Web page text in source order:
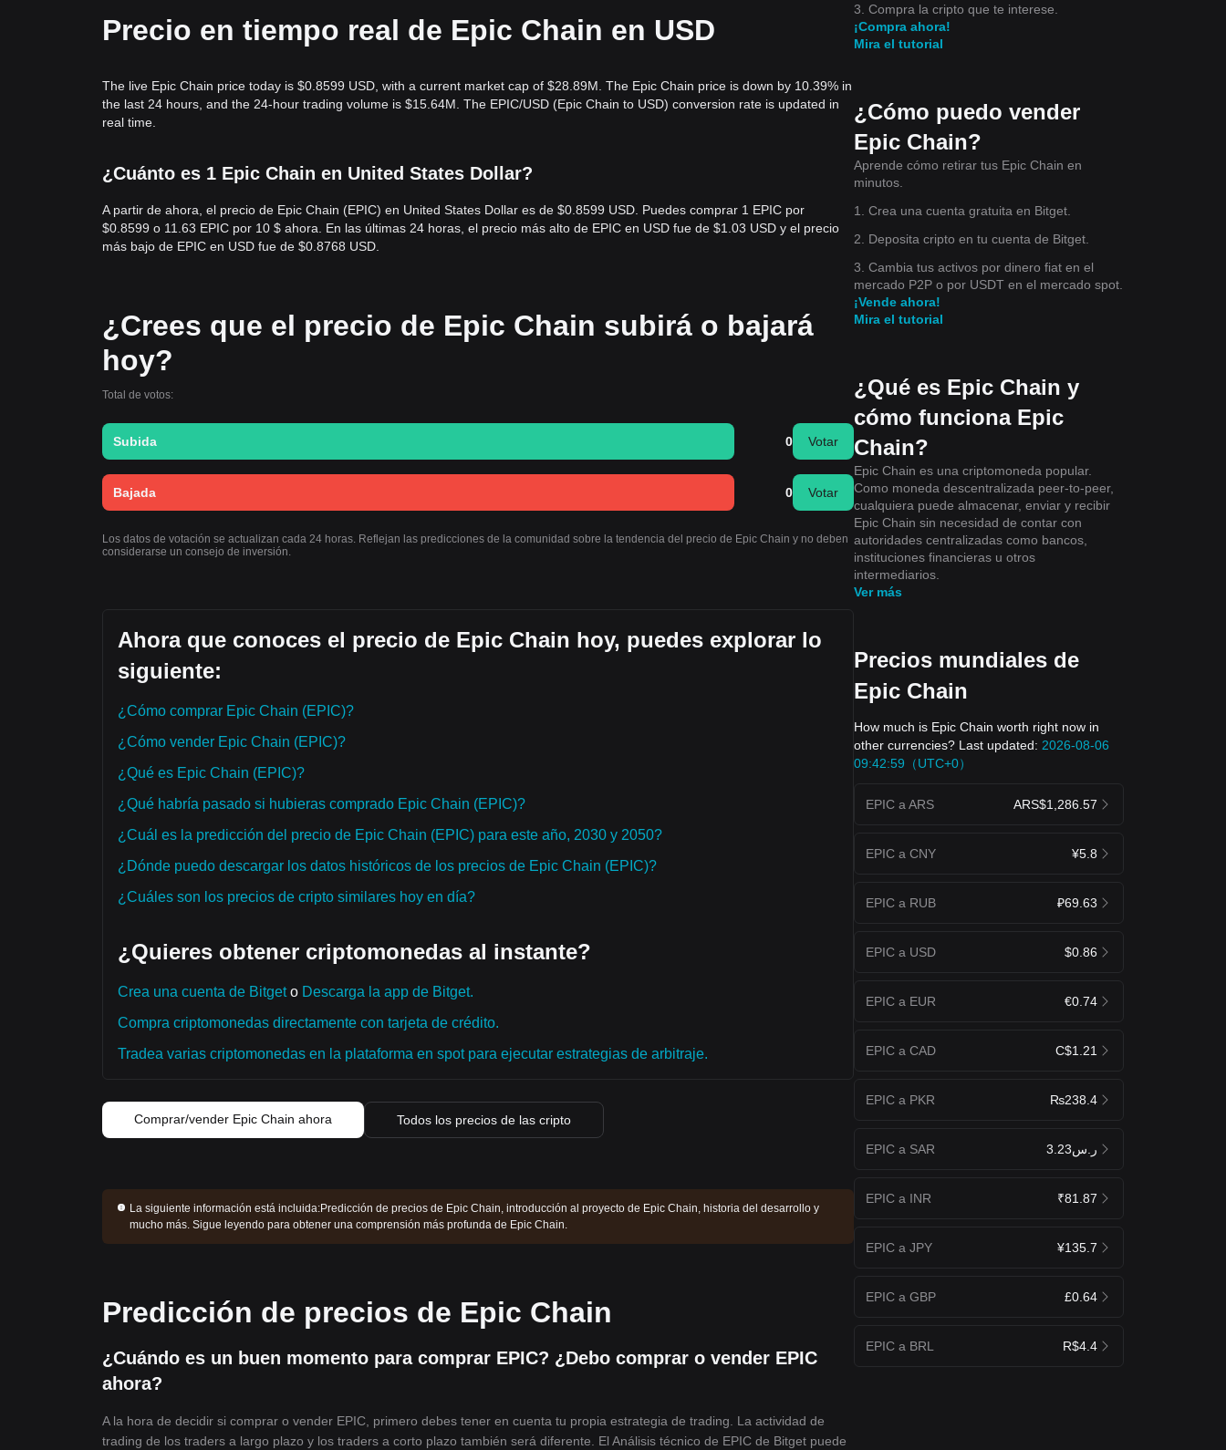
Precio en tiempo real de Epic Chain en USD
The live Epic Chain price today is $0.8599 USD, with a current market cap of $28.89M. The Epic Chain price is down by 10.39% in
the last 24 hours, and the 24-hour trading volume is $15.64M. The EPIC/USD (Epic Chain to USD) conversion rate is updated in
real time.
¿Cuánto es 1 Epic Chain en United States Dollar?
A partir de ahora, el precio de Epic Chain (EPIC) en United States Dollar es de $0.8599 USD. Puedes comprar 1 EPIC por
$0.8599 o 11.63 EPIC por 10 $ ahora. En las últimas 24 horas, el precio más alto de EPIC en USD fue de $1.03 USD y el precio
más bajo de EPIC en USD fue de $0.8768 USD.
¿Crees que el precio de Epic Chain subirá o bajará
hoy?
Total de votos:
Subida 0 Votar
Bajada 0 Votar
Los datos de votación se actualizan cada 24 horas. Reflejan las predicciones de la comunidad sobre la tendencia del precio de Epic Chain y no deben
considerarse un consejo de inversión.
Ahora que conoces el precio de Epic Chain hoy, puedes explorar lo
siguiente:
¿Cómo comprar Epic Chain (EPIC)?
¿Cómo vender Epic Chain (EPIC)?
¿Qué es Epic Chain (EPIC)?
¿Qué habría pasado si hubieras comprado Epic Chain (EPIC)?
¿Cuál es la predicción del precio de Epic Chain (EPIC) para este año, 2030 y 2050?
¿Dónde puedo descargar los datos históricos de los precios de Epic Chain (EPIC)?
¿Cuáles son los precios de cripto similares hoy en día?
¿Quieres obtener criptomonedas al instante?
Crea una cuenta de Bitgeto Descarga la app de Bitget.
Compra criptomonedas directamente con tarjeta de crédito.
Tradea varias criptomonedas en la plataforma en spot para ejecutar estrategias de arbitraje.
Comprar/vender Epic Chain ahora Todos los precios de las cripto
La siguiente información está incluida:Predicción de precios de Epic Chain, introducción al proyecto de Epic Chain, historia del desarrollo y
mucho más. Sigue leyendo para obtener una comprensión más profunda de Epic Chain.
Predicción de precios de Epic Chain
¿Cuándo es un buen momento para comprar EPIC? ¿Debo comprar o vender EPIC
ahora?
A la hora de decidir si comprar o vender EPIC, primero debes tener en cuenta tu propia estrategia de trading. La actividad de
trading de los traders a largo plazo y los traders a corto plazo también será diferente. El Análisis técnico de EPIC de Bitget puede
3. Compra la cripto que te interese.
¡Compra ahora!
Mira el tutorial
¿Cómo puedo vender
Epic Chain?
Aprende cómo retirar tus Epic Chain en
minutos.
1. Crea una cuenta gratuita en Bitget.
2. Deposita cripto en tu cuenta de Bitget.
3. Cambia tus activos por dinero fiat en el
mercado P2P o por USDT en el mercado spot.
¡Vende ahora!
Mira el tutorial
¿Qué es Epic Chain y
cómo funciona Epic
Chain?
Epic Chain es una criptomoneda popular.
Como moneda descentralizada peer-to-peer,
cualquiera puede almacenar, enviar y recibir
Epic Chain sin necesidad de contar con
autoridades centralizadas como bancos,
instituciones financieras u otros
intermediarios.
Ver más
Precios mundiales de
Epic Chain
How much is Epic Chain worth right now in
other currencies? Last updated: 2026-08-06
09:42:59（UTC+0）
EPIC a ARS ARS$1,286.57
EPIC a CNY ¥5.8
EPIC a RUB ₽69.63
EPIC a USD $0.86
EPIC a EUR €0.74
EPIC a CAD C$1.21
EPIC a PKR ₨238.4
EPIC a SAR ر.س3.23
EPIC a INR ₹81.87
EPIC a JPY ¥135.7
EPIC a GBP £0.64
EPIC a BRL R$4.4